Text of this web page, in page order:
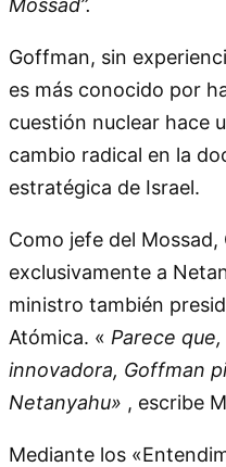
Goffman, sin
es más conocido por
cuestión nuclear hace
cambio radical en la
estratégica de Israel.
Como jefe del
exclusivamente a
ministro también
Atómica. « Parece
innovadora, Goffman
Netanyahu» , escribe
Mediante los